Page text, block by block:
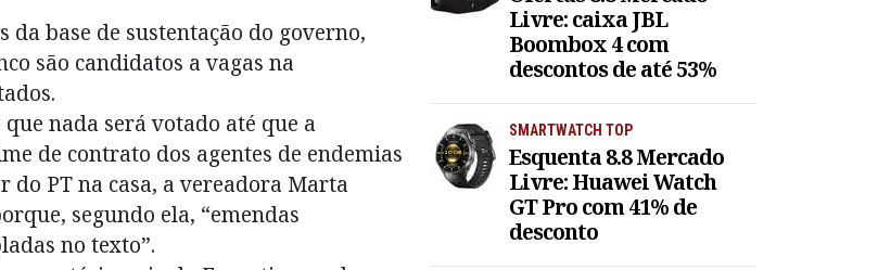
da base de sustentação do governo,
são candidatos a vagas na
nada será votado até que a
de contrato dos agentes de endemias
PT na casa, a vereadora Marta
segundo ela, “emendas
no texto”.
Livre: caixa JBL
Boombox 4 com
descontos de até 53%
SMARTWATCH TOP
Esquenta 8.8 Mercado
Livre: Huawei Watch
GT Pro com 41% de
desconto